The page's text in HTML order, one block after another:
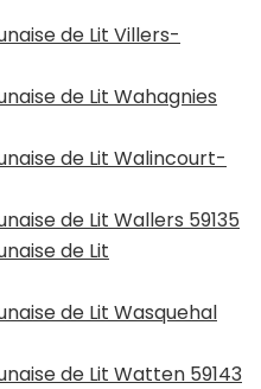
de Lit Villers-
de Lit Wahagnies
de Lit Walincourt-
de Lit Wallers 59135
de Lit
de Lit Wasquehal
de Lit Watten 59143